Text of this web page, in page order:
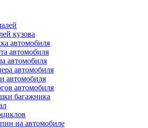
кузова
автомобиля
автомобиля
автомобиля
автомобиля
автомобиля
автомобиля
багажника
на автомобиле